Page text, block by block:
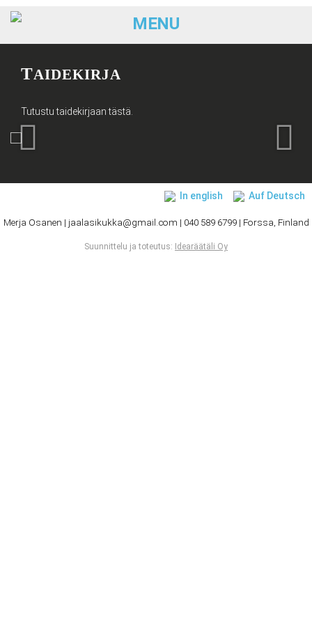
MENU
TAIDEKIRJA
Tutustu taidekirjaan tästä.
Auf Deutsch
In english
Merja Osanen | jaalasikukka@gmail.com | 040 589 6799 | Forssa, Finland
Suunnittelu ja toteutus: Idearäätäli Oy